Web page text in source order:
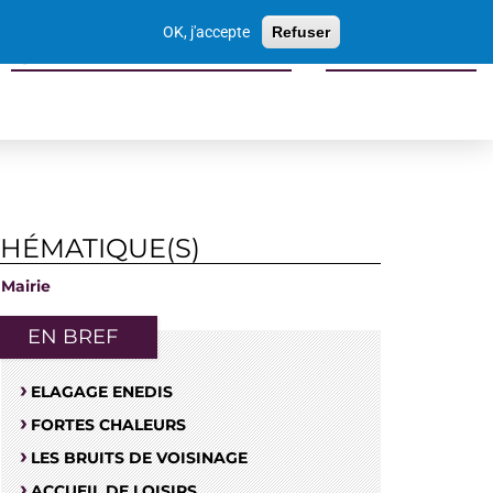
OK, j'accepte Refuser
Sports culture loisirs tourisme
Mairie
EN BREF
ELAGAGE ENEDIS
FORTES CHALEURS
LES BRUITS DE VOISINAGE